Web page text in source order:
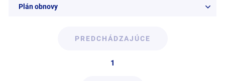
Plán obnovy
PREDCHÁDZAJÚCE
1